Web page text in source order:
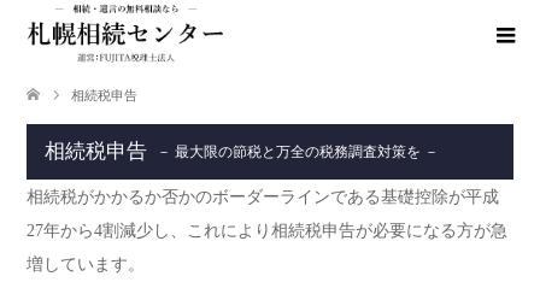
相続税申告
相続税申告 － 最大限の節税と万全の税務調査対策を －
相続税がかかるか否かのボーダーラインである基礎控除が平成
27年から4割減少し、これにより相続税申告が必要になる方が急
増しています。